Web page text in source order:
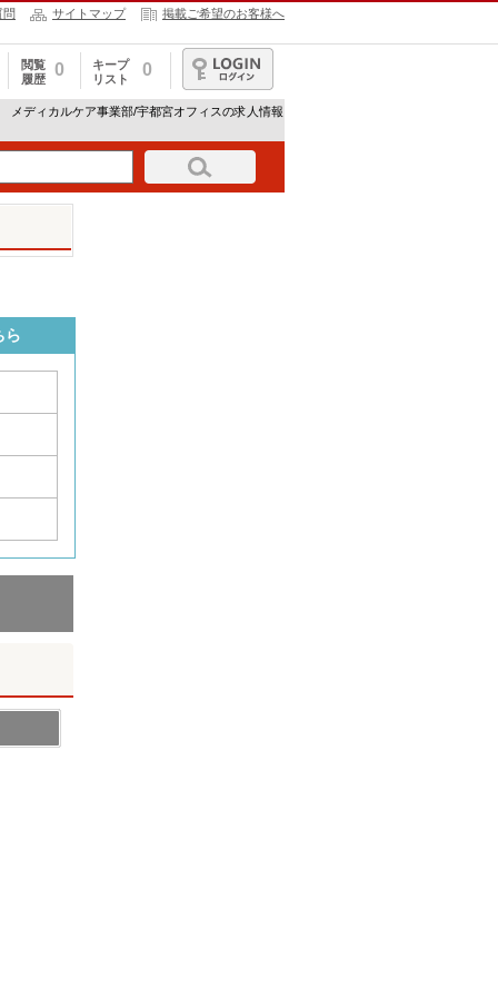
問 サイトマップ 掲載ご希望のお客様へ
閲覧
履歴
0
キープ
リスト
0
ログイン
ディカルケア事業部/宇都宮オフィスの求人情報
ら